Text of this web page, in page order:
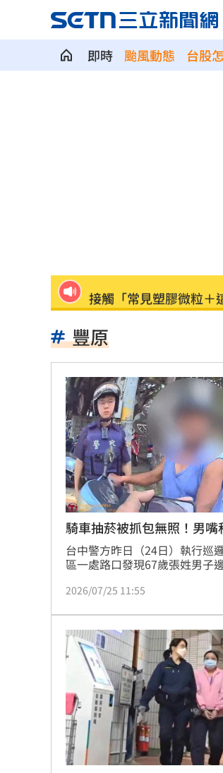
即時 颱風動態 台股
接觸「常見塑膠微粒＋
大咖歌后花蓮度假3天
3大SM門面擔歌謠大戰
繞違停貨車遭撞！嘉義
新濠建設單日狂掃5點
震後徒手搬瓦礫救人
魯冰花原唱隔13年開唱
長野安曇野暴雨釀土石
白海豚轉輕颱！最快「
獨／曝YT暫停更3週 南
李李仁慶祝父親節！合
小孩不願繫安全帶！全
傳與女員工婚外情助升
豐原
騎車抽菸被抓包無照！男嘴
台中警方昨日（24日）執行巡
區一處路口發現67歲張姓男子
法開單、扣牌、扣車。不料，張
檢署偵辦。
2026/07/25 11:55